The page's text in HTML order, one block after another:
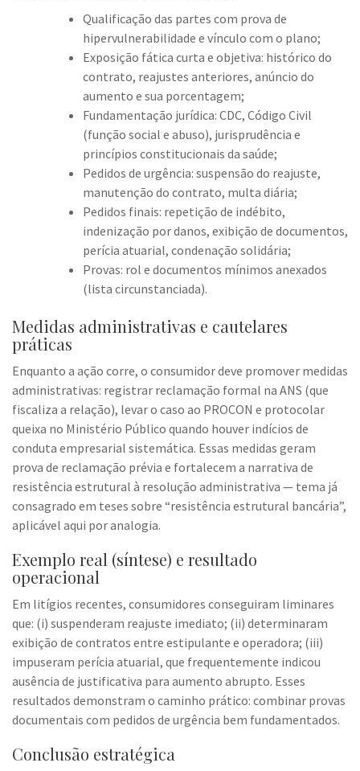
Qualificação das partes com prova de
hipervulnerabilidade e vínculo com o plano;
Exposição fática curta e objetiva: histórico do
contrato, reajustes anteriores, anúncio do
aumento e sua porcentagem;
Fundamentação jurídica: CDC, Código Civil
(função social e abuso), jurisprudência e
princípios constitucionais da saúde;
Pedidos de urgência: suspensão do reajuste,
manutenção do contrato, multa diária;
Pedidos finais: repetição de indébito,
indenização por danos, exibição de documentos,
perícia atuarial, condenação solidária;
Provas: rol e documentos mínimos anexados
(lista circunstanciada).
Medidas administrativas e cautelares
práticas
Enquanto a ação corre, o consumidor deve promover medidas
administrativas: registrar reclamação formal na ANS (que
fiscaliza a relação), levar o caso ao PROCON e protocolar
queixa no Ministério Público quando houver indícios de
conduta empresarial sistemática. Essas medidas geram
prova de reclamação prévia e fortalecem a narrativa de
resistência estrutural à resolução administrativa — tema já
consagrado em teses sobre “resistência estrutural bancária”,
aplicável aqui por analogia.
Exemplo real (síntese) e resultado
operacional
Em litígios recentes, consumidores conseguiram liminares
que: (i) suspenderam reajuste imediato; (ii) determinaram
exibição de contratos entre estipulante e operadora; (iii)
impuseram perícia atuarial, que frequentemente indicou
ausência de justificativa para aumento abrupto. Esses
resultados demonstram o caminho prático: combinar provas
documentais com pedidos de urgência bem fundamentados.
Conclusão estratégica